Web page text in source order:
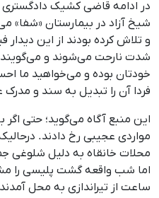
در ادامه قاضی کشیک دادگستری
شیخ آزاد در بیمارستان «شفا»
و تلاش کرده بودند از این دیدار
شدت نارحت می‌شوند و
خودتان بوده و می‌خواهید ما
فردا آن را تبدیل به سند و مدرک
این منبع آگاه می‌گوید؛ حتی اگر
مواردی عجیبی رخ دادند.
محلات خانقاه به‌ دليل شلوغی
اما شب واقعه گشت پلیسی را
ساعت از تیراندازی به محل